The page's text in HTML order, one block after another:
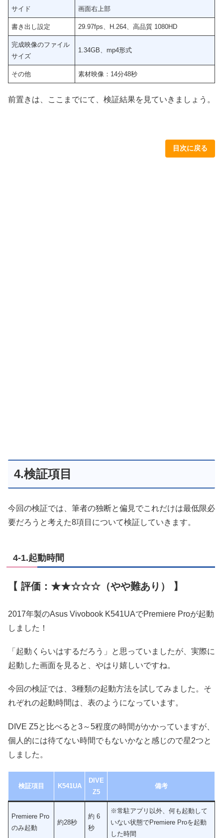
サイド 画面右上部
書き出し設定 29.97fps、H.264、高品質 1080HD
完成映像のファイル
サイズ
1.34GB、mp4形式
その他 素材映像：14分48秒
前置きは、ここまでにて、検証結果を見ていきましょう。
目次に戻る
4.検証項目
今回の検証では、筆者の独断と偏見でこれだけは最低限必
要だろうと考えた8項目について検証していきます。
4-1.起動時間
【 評価：★★☆☆☆（やや難あり） 】
2017年製のAsus Vivobook K541UAでPremiere Proが起動
しました！
「起動くらいはするだろう」と思っていましたが、実際に
起動した画面を見ると、やはり嬉しいですね。
今回の検証では、3種類の起動方法を試してみました。そ
れぞれの起動時間は、表のようになっています。
DIVE Z5と比べると3～5程度の時間がかかっていますが、
個人的には待てない時間でもないかなと感じので星2つと
しました。
検証項目 K541UA
DIVE
Z5
備考
Premiere Pro
のみ起動
約28秒
約 6
秒
※常駐アプリ以外、何も起動して
いない状態でPremiere Proを起動
した時間